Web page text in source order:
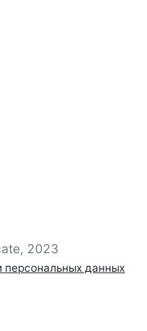
2023
персональных данных